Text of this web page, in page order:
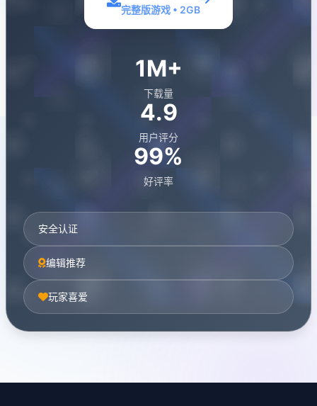
完整版游戏 • 2GB
1M+
下载量
4.9
用户评分
99%
好评率
安全认证
编辑推荐
玩家喜爱